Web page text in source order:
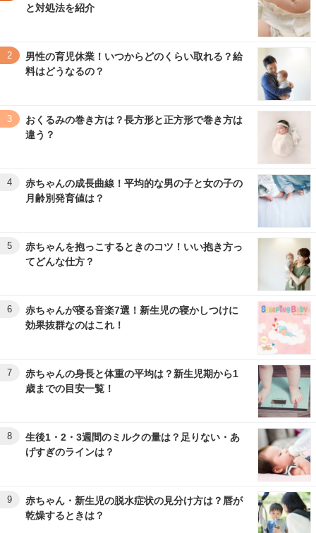
と対処法を紹介
2
男性の育児休業！いつからどのくらい取れる？給
料はどうなるの？
3
おくるみの巻き方は？長方形と正方形で巻き方は
違う？
4
赤ちゃんの成長曲線！平均的な男の子と女の子の
月齢別発育値は？
5
赤ちゃんを抱っこするときのコツ！いい抱き方っ
てどんな仕方？
6
赤ちゃんが寝る音楽7選！新生児の寝かしつけに
効果抜群なのはこれ！
7
赤ちゃんの身長と体重の平均は？新生児期から1
歳までの目安一覧！
8
生後1・2・3週間のミルクの量は？足りない・あ
げすぎのラインは？
9
赤ちゃん・新生児の脱水症状の見分け方は？唇が
乾燥するときは？